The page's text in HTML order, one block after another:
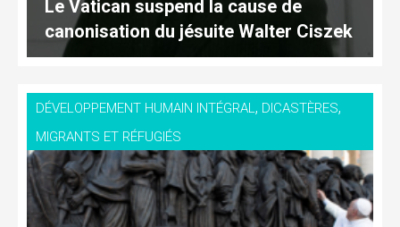
Le Vatican suspend la cause de
canonisation du jésuite Walter Ciszek
DÉVELOPPEMENT HUMAIN INTÉGRAL, DICASTÈRES,
MIGRANTS ET RÉFUGIÉS